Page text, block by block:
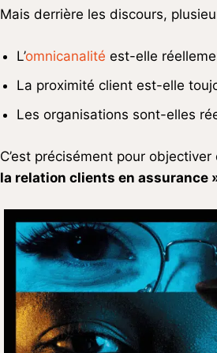
Mais derrière les discours,
L’omnicanalité est-elle
La proximité client est-elle
Les organisations sont-elles
C’est précisément pour
la relation clients en assurance